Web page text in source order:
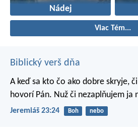
Nádej
Viac Tém...
Biblický verš dňa
A keď sa kto čo ako dobre skryje,
hovorí Pán. Nuž či nezaplňujem ja
Jeremiáš 23:24 Boh nebo